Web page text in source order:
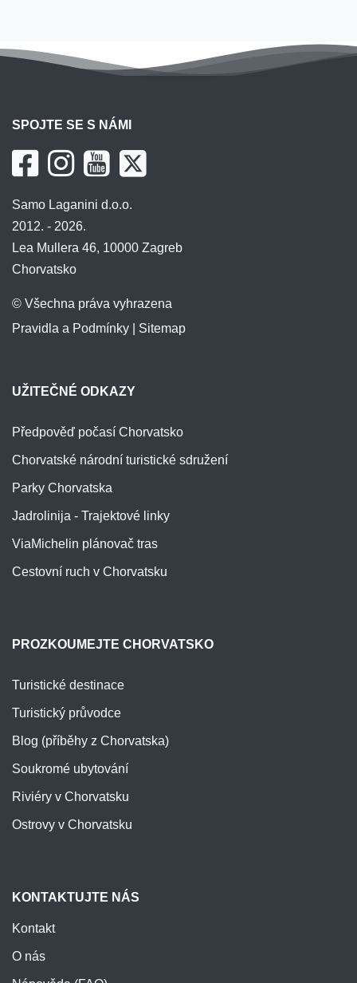
SPOJTE SE S NÁMI
Samo Laganini d.o.o.
2012. - 2026.
Lea Mullera 46, 10000 Zagreb
Chorvatsko
© Všechna práva vyhrazena
Pravidla a Podmínky
Sitemap
UŽITEČNÉ ODKAZY
Předpověď počasí Chorvatsko
Chorvatské národní turistické sdružení
Parky Chorvatska
Jadrolinija - Trajektové linky
ViaMichelin plánovač tras
Cestovní ruch v Chorvatsku
PROZKOUMEJTE CHORVATSKO
Turistické destinace
Turistický průvodce
Blog (příběhy z Chorvatska)
Soukromé ubytování
Riviéry v Chorvatsku
Ostrovy v Chorvatsku
KONTAKTUJTE NÁS
Kontakt
O nás